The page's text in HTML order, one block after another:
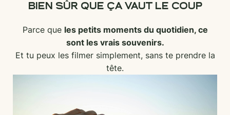
BIEN SÛR QUE ÇA VAUT LE COUP
Parce que les petits moments du quotidien, ce
sont les vrais souvenirs.
Et tu peux les filmer simplement, sans te prendre la
tête.